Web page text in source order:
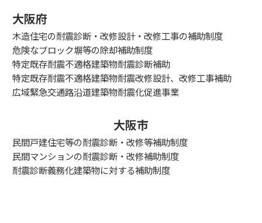
大阪府
木造住宅の耐震診断・改修設計・改修工事の補助制度
危険なブロック塀等の除却補助制度
特定既存耐震不適格建築物耐震診断補助
特定既存耐震不適格建築物耐震改修設計、改修工事補助
広域緊急交通路沿道建築物耐震化促進事業
大阪市
民間戸建住宅等の耐震診断・改修等補助制度
民間マンションの耐震診断・改修補助制度
耐震診断義務化建築物に対する補助制度